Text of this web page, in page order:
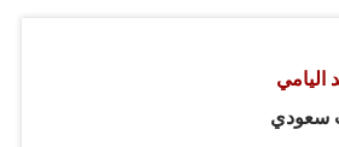
يشتكون من تضييق السلطات
الرأي وهم يمارسون كل أنواع التسلط
اليامي
سعودي